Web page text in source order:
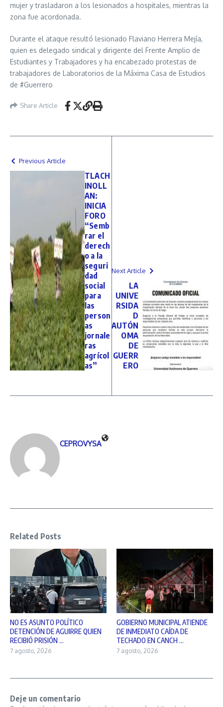
mujer y trasladaron a los lesionados a hospitales, mientras la
zona fue acordonada.
Durante el ataque resultó lesionado Flaviano Herrera Mejía,
quien es delegado sindical y dirigente del Frente Amplio de
Estudiantes y Trabajadores y ha encabezado protestas de
trabajadores de Laboratorios de la Máxima Casa de Estudios
de #Guerrero
Share Article
Previous Article
TLACH
INOLL
AN:
INICIA
FORO
“Semb
rar el
derech
o a la
seguri
dad
social
para
las
person
as
jornale
ras
agrícol
as”
Next Article
LA
UNIVE
RSIDA
D
AUTÓN
OMA
DE
GUERR
ERO
CEPROVYSA
Related Posts
NO ES ASUNTO POLÍTICO
DETENCIÓN DE AGUIRRE QUIEN
RECIBIÓ PRISIÓN ...
7 agosto, 2026
GOBIERNO MUNICIPAL ATIENDE
DE INMEDIATO CAÍDA DE
TECHADO EN CANCH ...
7 agosto, 2026
Deje un comentario